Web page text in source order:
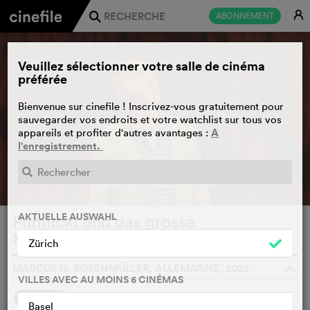
ABONNEMENT E
j
Pumuckl und das grosse
Missverständnis
Veuillez sélectionner votre salle de cinéma
préférée
Bienvenue sur cinefile ! Inscrivez-vous gratuitement pour
sauvegarder vos endroits et votre watchlist sur tous vos
appareils et profiter d'autres avantages : A
l'enregistrement.
AKTUELLE AUSWAHL
Zürich
VILLES AVEC AU MOINS 6 CINÉMAS
Basel